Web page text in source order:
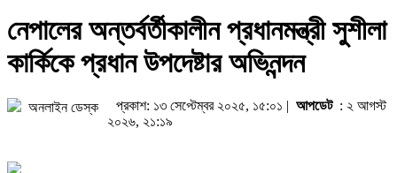
নেপালের অন্তর্বর্তীকালীন প্রধানমন্ত্রী সুশীলা
কার্কিকে প্রধান উপদেষ্টার অভিনন্দন
অনলাইন ডেস্ক প্রকাশ: ১৩ সেপ্টেম্বর ২০২৫, ১৫:০১ | আপডেট: ২ আগস্ট
২০২৬, ২১:১৯